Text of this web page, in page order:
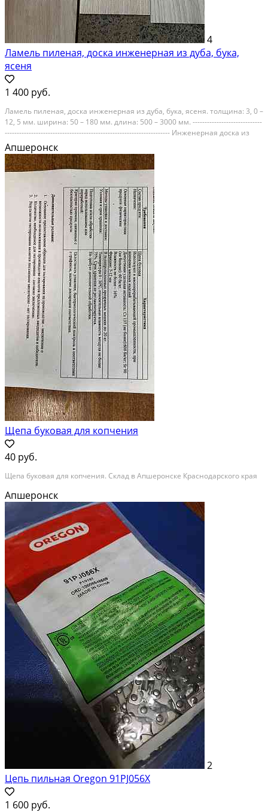
4
Ламель пиленая, доска инженерная из дуба, бука,
ясеня
1 400 руб.
Ламель пиленая, доска инженерная из дуба, бука, ясеня. толщина: 3, 0 –
12, 5 мм. ширина: 50 – 180 мм. длина: 500 – 3000 мм. -----------------------------
--------------------------------------------------------------------- Инженерная доска из
дуба, бука, ясеня: фанера(12мм).+клей+пиленная лмель....
Апшеронск
Щепа буковая для копчения
40 руб.
Щепа буковая для копчения. Склад в Апшеронске Краснодарского края
Апшеронск
2
Цепь пильная Oregon 91PJ056X
1 600 руб.